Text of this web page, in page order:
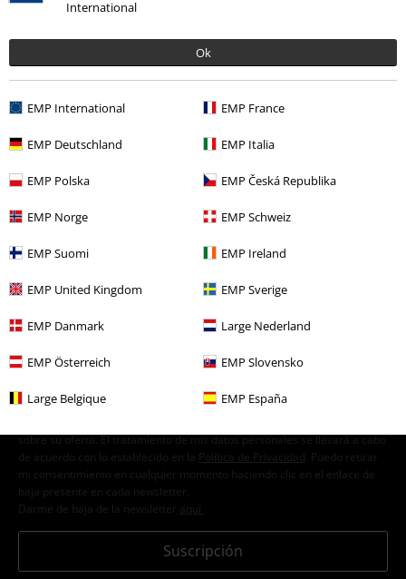
International
Ok
EMP International EMP France
EMP Deutschland EMP Italia
EMP Polska EMP Česká Republika
EMP Norge EMP Schweiz
EMP Suomi EMP Ireland
EMP United Kingdom EMP Sverige
EMP Danmark Large Nederland
EMP Österreich EMP Slovensko
Large Belgique EMP España
Comentario
Enviar comentario
E-mail Newsletter
suscríbete ahora!Más
Doy mi consentimiento para recibir la newsletter de EMP y acepto que
E.M.P. Merchandising Handelsgesellschaft mbH procese mis datos
sobre su oferta. El tratamiento de mis datos personales se llevará a cabo
de acuerdo con lo establecido en la
Política de Privacidad . Puedo retirar
mi consentimiento en cualquier momento haciendo clic en el enlace de
baja presente en cada newsletter.
Darme de baja de la newsletter
aquí
Suscripción